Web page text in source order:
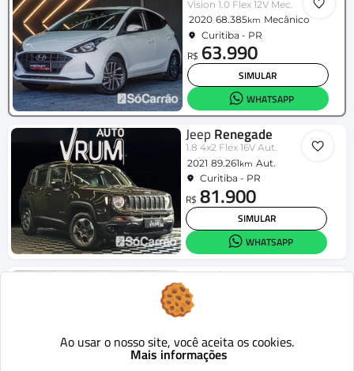
Vision 1.0 Flex 12V Mec.
2020 68.385km Mecânico
Curitiba - PR
R$ 63.990
SIMULAR
WHATSAPP
Jeep Renegade
1.8 4x2 Flex 16V Aut.
2021 89.261km Aut.
Curitiba - PR
R$ 81.900
SIMULAR
WHATSAPP
HyundaiHR
2.5 TCI Diesel (RS/RD)
2016
R$ 112.900
Ao usar o nosso site, você aceita os cookies.
Mais informações